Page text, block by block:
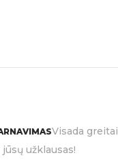
Visada greitai
užklausas!